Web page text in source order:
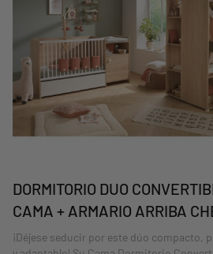
DORMITORIO DUO
CAMA + ARMARIO ARRIBA
DORE
¡Déjese seducir por este dúo compacto,